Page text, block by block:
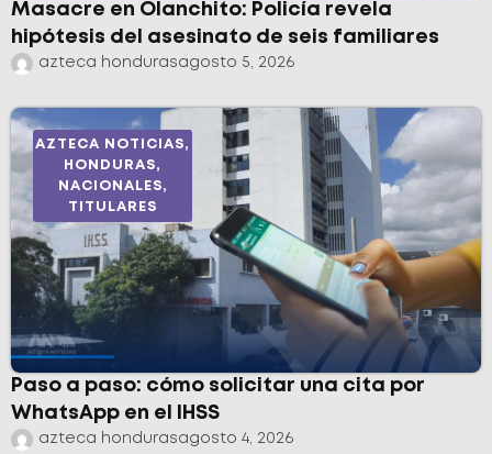
Masacre en Olanchito: Policía revela
hipótesis del asesinato de seis familiares
azteca hondurasagosto 5, 2026
AZTECA NOTICIAS,
HONDURAS,
NACIONALES,
TITULARES
Paso a paso: cómo solicitar una cita por
WhatsApp en el IHSS
azteca hondurasagosto 4, 2026